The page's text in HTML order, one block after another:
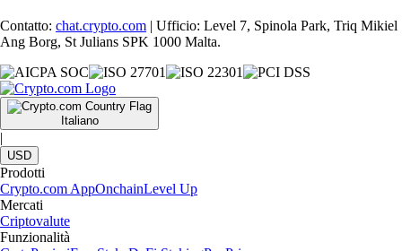
Contatto: chat.crypto.com | Ufficio: Level 7, Spinola Park, Triq Mikiel
Ang Borg, St Julians SPK 1000 Malta.
Italiano
|
USD
Prodotti
Crypto.com AppOnchainLevel Up
Mercati
Criptovalute
Funzionalità